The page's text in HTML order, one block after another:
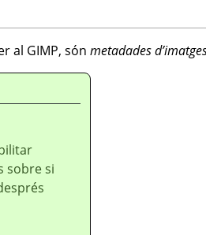
al GIMP, són metadades
sobre si